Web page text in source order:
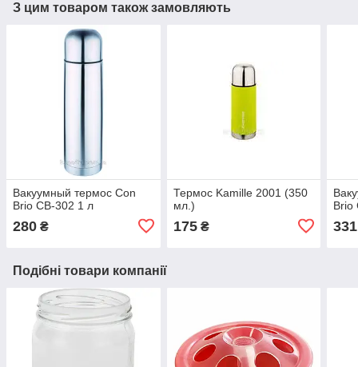
З цим товаром також замовляють
Вакуумный термос Con
Brio CB-302 1 л
280 ₴
Термос Kamille 2001 (350
мл.)
175₴
Brio
Подібні товари компанії